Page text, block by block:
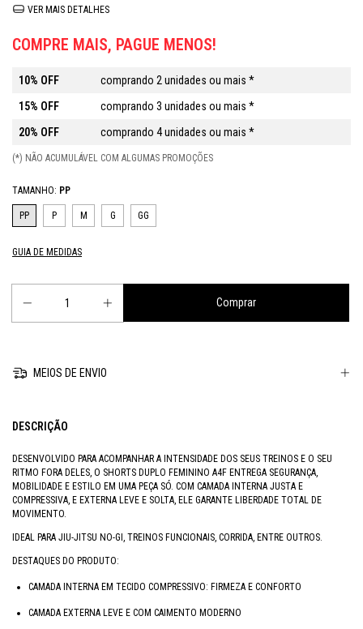
VER MAIS DETALHES
COMPRE MAIS, PAGUE MENOS!
10% OFF
comprando 2 unidades ou mais *
15% OFF
comprando 3 unidades ou mais *
20% OFF
comprando 4 unidades ou mais *
(*) NÃO ACUMULÁVEL COM ALGUMAS PROMOÇÕES
TAMANHO: PP
PP P M G GG
GUIA DE MEDIDAS
MEIOS DE ENVIO
DESCRIÇÃO
DESENVOLVIDO PARA ACOMPANHAR A INTENSIDADE DOS SEUS TREINOS E O SEU
RITMO FORA DELES, O SHORTS DUPLO FEMININO A4F ENTREGA SEGURANÇA,
MOBILIDADE E ESTILO EM UMA PEÇA SÓ. COM CAMADA INTERNA JUSTA E
COMPRESSIVA, E EXTERNA LEVE E SOLTA, ELE GARANTE LIBERDADE TOTAL DE
MOVIMENTO.
IDEAL PARA JIU-JITSU NO-GI, TREINOS FUNCIONAIS, CORRIDA, ENTRE OUTROS.
DESTAQUES DO PRODUTO:
CAMADA INTERNA EM TECIDO COMPRESSIVO: FIRMEZA E CONFORTO
CAMADA EXTERNA LEVE E COM CAIMENTO MODERNO